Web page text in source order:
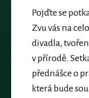
Pojďte se
Zvu vás na
divadla,
v přírodě.
přednášce o
která bude